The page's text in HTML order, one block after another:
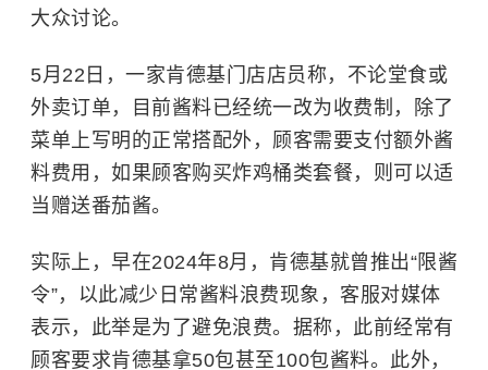
大众讨论。
5月22日，一家肯德基门店店员称，不论堂食或
外卖订单，目前酱料已经统一改为收费制，除了
菜单上写明的正常搭配外，顾客需要支付额外酱
料费用，如果顾客购买炸鸡桶类套餐，则可以适
当赠送番茄酱。
实际上，早在2024年8月，肯德基就曾推出“限酱
令”，以此减少日常酱料浪费现象，客服对媒体
表示，此举是为了避免浪费。据称，此前经常有
顾客要求肯德基拿50包甚至100包酱料。此外，